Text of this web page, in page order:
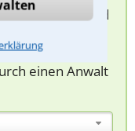
Anschließend
bei
einen Anwalt